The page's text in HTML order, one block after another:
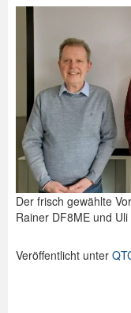
Der frisch gewählte
Rainer DF8ME und Uli
Veröffentlicht unter